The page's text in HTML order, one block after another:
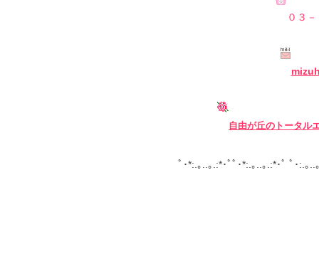
０３
自由が丘の トータル
ﾟ･*:.｡..｡.:*･ﾟﾟ･*:.｡..｡.:*･ﾟ ﾟ･:.｡